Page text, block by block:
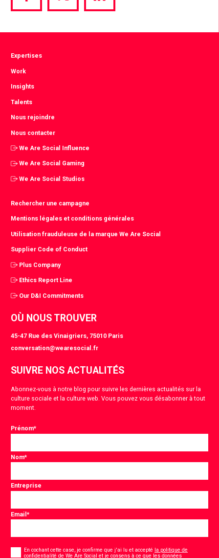
via
via
via
Expertises
Work
Insights
Talents
Nous rejoindre
Nous contacter
We Are Social Influence
We Are Social Gaming
We Are Social Studios
Rechercher une campagne
Mentions légales et conditions générales
Utilisation frauduleuse de la marque We Are Social
Supplier Code of Conduct
Plus Company
Ethics Report Line
Our D&I Commitments
OÙ NOUS TROUVER
45-47 Rue des Vinaigriers, 75010 Paris
conversation@wearesocial.fr
SUIVRE NOS ACTUALITÉS
Abonnez-vous à notre blog pour suivre les dernières actualités sur la
culture sociale et la culture web. Vous pouvez vous désabonner à tout
moment.
Prénom*
Nom*
Entreprise
Email*
Consentement
En cochant cette case, je confirme que j'ai lu et accepté la politique de
confidentialité de We Are Social et je consens à ce que les données